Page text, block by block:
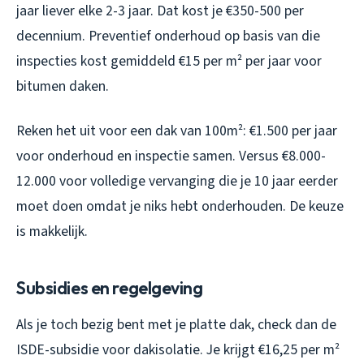
jaar liever elke 2-3 jaar. Dat kost je €350-500 per
decennium. Preventief onderhoud op basis van die
inspecties kost gemiddeld €15 per m² per jaar voor
bitumen daken.
Reken het uit voor een dak van 100m²: €1.500 per jaar
voor onderhoud en inspectie samen. Versus €8.000-
12.000 voor volledige vervanging die je 10 jaar eerder
moet doen omdat je niks hebt onderhouden. De keuze
is makkelijk.
Subsidies en regelgeving
Als je toch bezig bent met je platte dak, check dan de
ISDE-subsidie voor dakisolatie. Je krijgt €16,25 per m²